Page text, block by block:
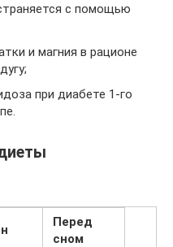
с помощью
и магния в рационе
при диабете 1-го
Перед
сном